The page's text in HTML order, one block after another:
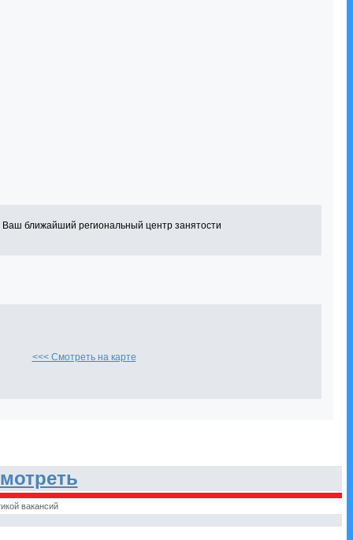
ближайший региональный центр занятости
<<< Смотреть на карте
вакансий